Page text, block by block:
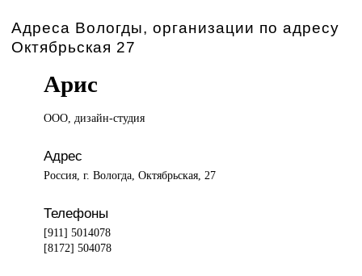
Адреса Вологды, организации по адресу
Октябрьская 27
Арис
ООО, дизайн-студия
Адрес
Россия, г. Вологда, Октябрьская, 27
Телефоны
[911] 5014078
[8172] 504078